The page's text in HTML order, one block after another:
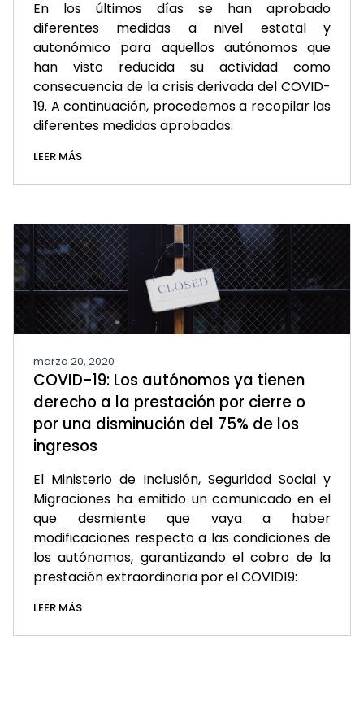
En los últimos días se han aprobado
diferentes medidas a nivel estatal y
autonómico para aquellos autónomos que
han visto reducida su actividad como
consecuencia de la crisis derivada del COVID-
19. A continuación, procedemos a recopilar las
diferentes medidas aprobadas:
LEER MÁS
marzo 20, 2020
COVID-19: Los autónomos ya tienen
derecho a la prestación por cierre o
por una disminución del 75% de los
ingresos
El Ministerio de Inclusión, Seguridad Social y
Migraciones ha emitido un comunicado en el
que desmiente que vaya a haber
modificaciones respecto a las condiciones de
los autónomos, garantizando el cobro de la
prestación extraordinaria por el COVID19:
LEER MÁS